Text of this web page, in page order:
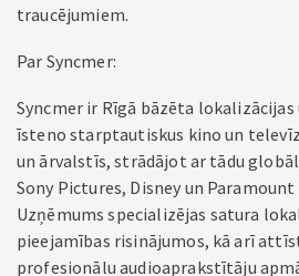
traucējumiem.
Par Syncmer:
Syncmer ir Rīgā bāzēta
īsteno starptautiskus kino un
un ārvalstīs, strādājot ar tādu
Sony Pictures, Disney un
Uzņēmums specializējas satura
pieejamības risinājumos, kā arī
profesionālu audioaprakstītāju